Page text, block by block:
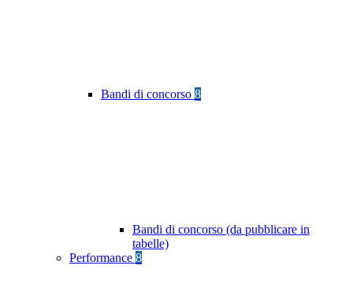
Bandi di concorso 8
Bandi di concorso (da pubblicare in
tabelle)
Performance 8